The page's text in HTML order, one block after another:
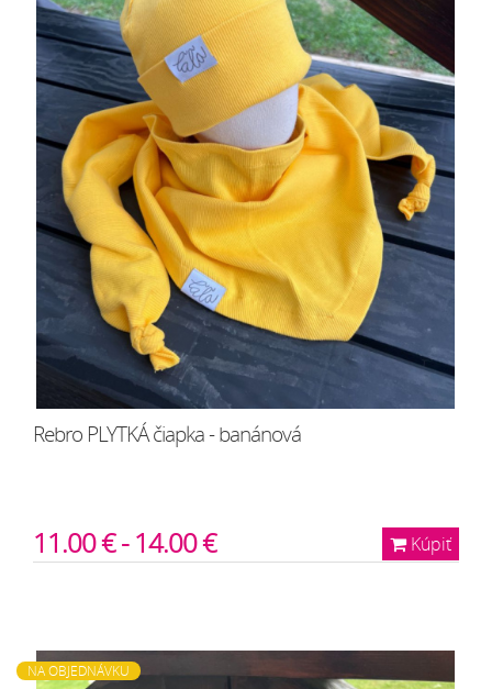
Rebro PLYTKÁ čiapka - banánová
Kúpiť
11.00 € - 14.00 €
NA OBJEDNÁVKU